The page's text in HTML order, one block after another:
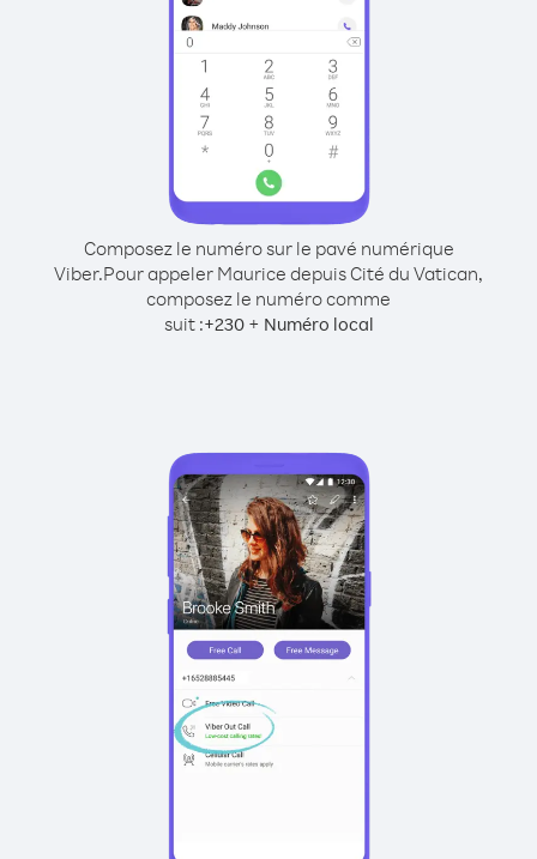
Composez le numéro sur le pavé numérique
Viber.Pour appeler Maurice depuis Cité du Vatican,
composez le numéro comme
suit :+230+ Numéro local